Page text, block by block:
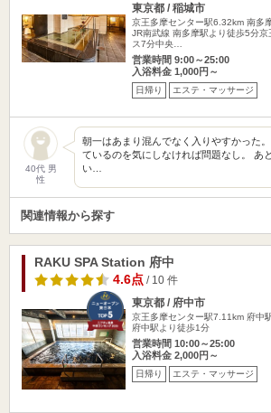
東京都 / 稲城市
京王多摩センター駅6.32km 南多
JR南武線 南多摩駅より徒歩5分
ス7分中央…
営業時間 9:00～25:00
入浴料金 1,000円～
日帰り エステ・マッサージ
40代 男
性
朝一はあまり混んでなく入りやすかった
ているのを気にしなければ問題なし。 あ
い…
関連情報から探す
RAKU SPA Station 府中
4.6点/ 10 件
東京都 / 府中市
京王多摩センター駅7.11km 府中
府中駅より徒歩1分
営業時間 10:00～25:00
入浴料金 2,000円～
日帰り エステ・マッサージ